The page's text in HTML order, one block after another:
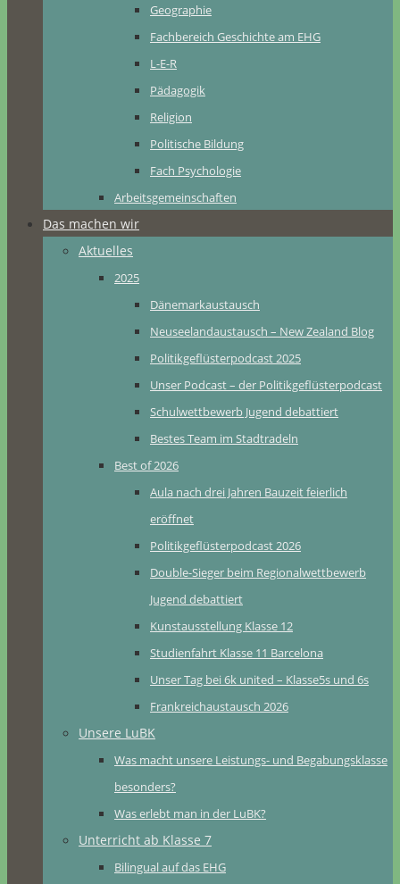
Geographie
Fachbereich Geschichte am EHG
L-E-R
Pädagogik
Religion
Politische Bildung
Fach Psychologie
Arbeitsgemeinschaften
Das machen wir
Aktuelles
2025
Dänemarkaustausch
Neuseelandaustausch – New Zealand Blog
Politikgeflüsterpodcast 2025
Unser Podcast – der Politikgeflüsterpodcast
Schulwettbewerb Jugend debattiert
Bestes Team im Stadtradeln
Best of 2026
Aula nach drei Jahren Bauzeit feierlich
eröffnet
Politikgeflüsterpodcast 2026
Double-Sieger beim Regionalwettbewerb
Jugend debattiert
Kunstausstellung Klasse 12
Studienfahrt Klasse 11 Barcelona
Unser Tag bei 6k united – Klasse5s und 6s
Frankreichaustausch 2026
Unsere LuBK
Was macht unsere Leistungs- und Begabungsklasse
besonders?
Was erlebt man in der LuBK?
Unterricht ab Klasse 7
Bilingual auf das EHG